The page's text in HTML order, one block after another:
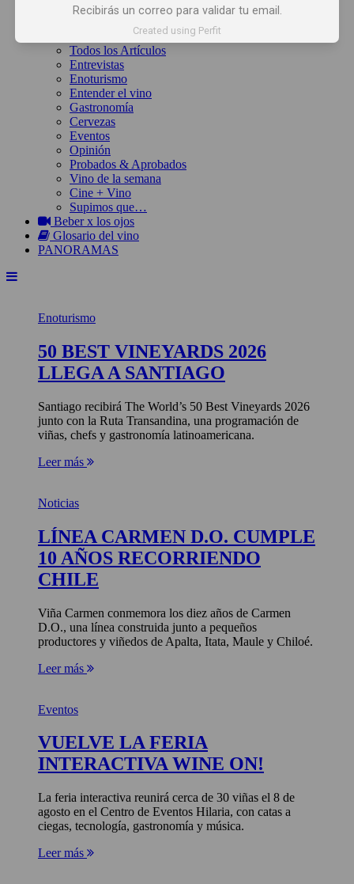
Inicio
Todos los Artículos
Entrevistas
Enoturismo
Entender el vino
Gastronomía
Cervezas
Eventos
Opinión
Probados & Aprobados
Vino de la semana
Cine + Vino
Supimos que…
Beber x los ojos
Glosario del vino
PANORAMAS
Enoturismo
50 BEST VINEYARDS 2026
LLEGA A SANTIAGO
Santiago recibirá The World’s 50 Best Vineyards 2026
junto con la Ruta Transandina, una programación de
viñas, chefs y gastronomía latinoamericana.
Leer más
Noticias
LÍNEA CARMEN D.O. CUMPLE
10 AÑOS RECORRIENDO
CHILE
Viña Carmen conmemora los diez años de Carmen
D.O., una línea construida junto a pequeños
productores y viñedos de Apalta, Itata, Maule y Chiloé.
Leer más
Eventos
VUELVE LA FERIA
INTERACTIVA WINE ON!
La feria interactiva reunirá cerca de 30 viñas el 8 de
agosto en el Centro de Eventos Hilaria, con catas a
ciegas, tecnología, gastronomía y música.
Leer más
Recibirás un correo para validar tu email.
Created using Perfit